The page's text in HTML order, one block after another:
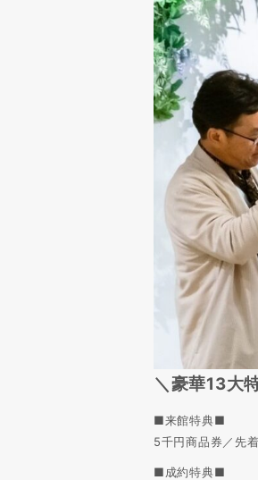
＼豪華13
■来館特典■
5千円商品券／先
■成約特典■